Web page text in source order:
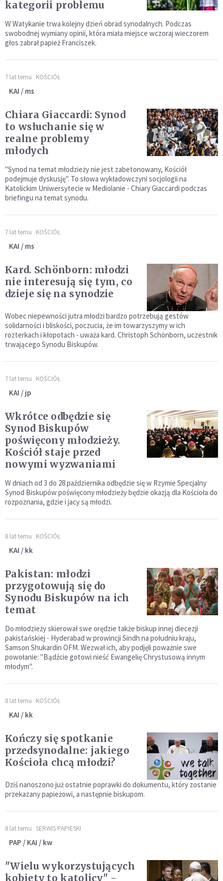
kategorii problemu
W Watykanie trwa kolejny dzień obrad synodalnych. Podczas
swobodnej wymiany opinii, która miała miejsce wczoraj wieczorem
głos zabrał papież Franciszek.
7 lat temu KOŚCIÓŁ
KAI / ms
Chiara Giaccardi: Synod
to wsłuchanie się w
realne problemy
młodych
"Synod na temat młodzieży nie jest zabetonowany, Kościół
podejmuje dyskusję". To słowa wykładowczyni socjologii na
Katolickim Uniwersytecie w Mediolanie - Chiary Giaccardi podczas
briefingu na temat synodu.
7 lat temu KOŚCIÓŁ
KAI / ms
Kard. Schönborn: młodzi
nie interesują się tym, co
dzieje się na synodzie
Wobec niepewności jutra młodzi bardzo potrzebują gestów
solidarności i bliskości, poczucia, że im towarzyszymy w ich
rozterkach i kłopotach - uważa kard. Christoph Schönborn, uczestnik
trwającego Synodu Biskupów.
7 lat temu KOŚCIÓŁ
KAI / jp
Wkrótce odbędzie się
Synod Biskupów
poświęcony młodzieży.
Kościół staje przed
nowymi wyzwaniami
W dniach od 3 do 28 października odbędzie się w Rzymie Specjalny
Synod Biskupów poświęcony młodzieży będzie okazją dla Kościoła do
rozpoznania, gdzie i jacy są młodzi.
8 lat temu KOŚCIÓŁ
KAI / kk
Pakistan: młodzi
przygotowują się do
Synodu Biskupów na ich
temat
Do młodzieży skierował swe orędzie także biskup innej diecezji
pakistańskiej - Hyderabad w prowincji Sindh na południu kraju,
Samson Shukardin OFM. Wezwał ich, aby podjęli poważnie swe
powołanie: "Bądźcie gotowi nieść Ewangelię Chrystusową innym
młodym".
8 lat temu KOŚCIÓŁ
KAI / kk
Kończy się spotkanie
przedsynodalne: jakiego
Kościoła chcą młodzi?
Dziś nanoszono już ostatnie poprawki do dokumentu, który zostanie
przekazany papieżowi, a następnie biskupom.
8 lat temu SERWIS PAPIESKI
PAP / KAI / kw
"Wielu wykorzystujących
kobiety to katolicy" -